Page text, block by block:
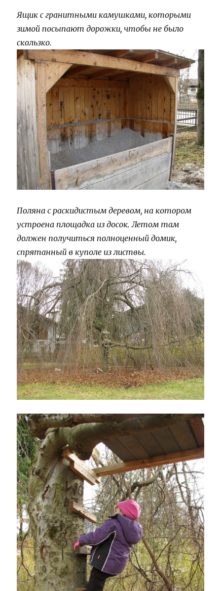
Ящик с гранитными камушками, которыми
зимой посыпают дорожки, чтобы не было
скользко.
Поляна с раскидистым деревом, на котором
устроена площадка из досок. Летом там
должен получиться полноценный домик,
спрятанный в куполе из листвы.